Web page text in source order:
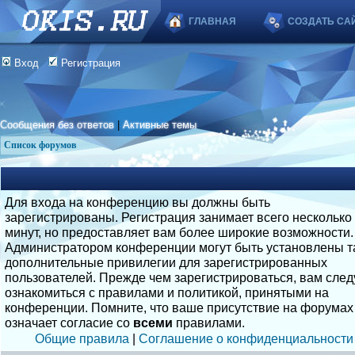
ГЛАВНАЯ СОЗДАТЬ
Вход Регистрация
Сообщения без ответов |Активные темы
Список форумов
Для входа на конференцию вы должны быть
зарегистрированы. Регистрация занимает всего несколько
минут, но предоставляет вам более широкие возможности.
Администратором конференции могут быть установлены
дополнительные привилегии для зарегистрированных
пользователей. Прежде чем зарегистрироваться, вам
ознакомиться с правилами и политикой, принятыми на
конференции. Помните, что ваше присутствие на форумах
означает согласие со всеми правилами.
Общие правила | Соглашение о конфиденциальности